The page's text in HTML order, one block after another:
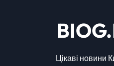
Цікаві новини